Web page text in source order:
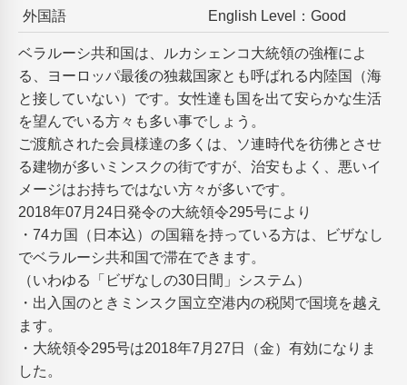
外国語 English Level：Good
ベラルーシ共和国は、ルカシェンコ大統領の強権によ
る、ヨーロッパ最後の独裁国家とも呼ばれる内陸国（海
と接していない）です。女性達も国を出て安らかな生活
を望んでいる方々も多い事でしょう。
ご渡航された会員様達の多くは、ソ連時代を彷彿とさせ
る建物が多いミンスクの街ですが、治安もよく、悪いイ
メージはお持ちではない方々が多いです。
2018年07月24日発令の大統領令295号により
・74カ国（日本込）の国籍を持っている方は、ビザなし
でベラルーシ共和国で滞在できます。
（いわゆる「ビザなしの30日間」システム）
・出入国のときミンスク国立空港内の税関で国境を越え
ます。
・大統領令295号は2018年7月27日（金）有効になりま
した。